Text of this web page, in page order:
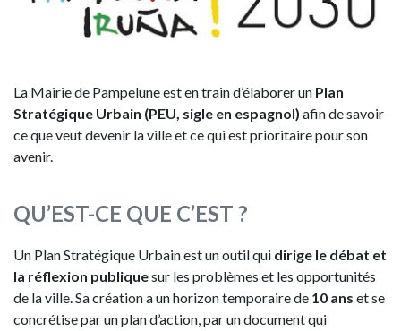
La Mairie de Pampelune est en train d’élaborer un Plan
Stratégique Urbain (PEU, sigle en espagnol) afin de savoir
ce que veut devenir la ville et ce qui est prioritaire pour son
avenir.
QU’EST-CE QUE C’EST ?
Un Plan Stratégique Urbain est un outil qui dirige le débat et
la réflexion publiquesur les problèmes et les opportunités
de la ville. Sa création a un horizon temporaire de 10 ans et se
concrétise par un plan d’action, par un document qui